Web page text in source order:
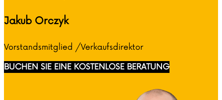
Jakub Orczyk
Vorstandsmitglied /Verkaufsdirektor
BUCHEN SIE EINE KOSTENLOSE BERATUNG